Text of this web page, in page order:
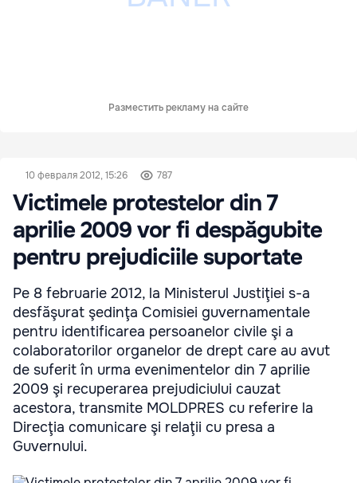
Разместить рекламу на сайте
10 февраля 2012, 15:26 787
Victimele protestelor din 7
aprilie 2009 vor fi despăgubite
pentru prejudiciile suportate
Pe 8 februarie 2012, la Ministerul Justiţiei s-a
desfăşurat şedinţa Comisiei guvernamentale
pentru identificarea persoanelor civile şi a
colaboratorilor organelor de drept care au avut
de suferit în urma evenimentelor din 7 aprilie
2009 şi recuperarea prejudiciului cauzat
acestora, transmite MOLDPRES cu referire la
Direcţia comunicare şi relaţii cu presa a
Guvernului.